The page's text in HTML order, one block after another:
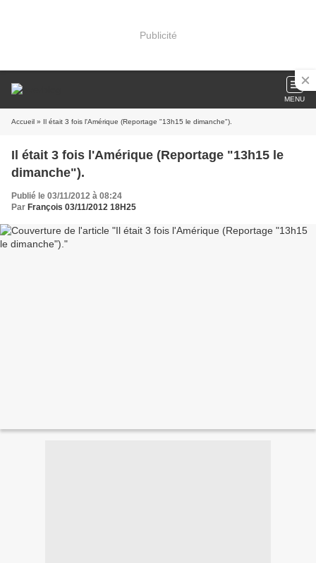
Publicité
MENU
Accueil » Il était 3 fois l'Amérique (Reportage "13h15 le dimanche").
Il était 3 fois l'Amérique (Reportage "13h15 le
dimanche").
Publié le 03/11/2012 à 08:24
Par François 03/11/2012 18H25